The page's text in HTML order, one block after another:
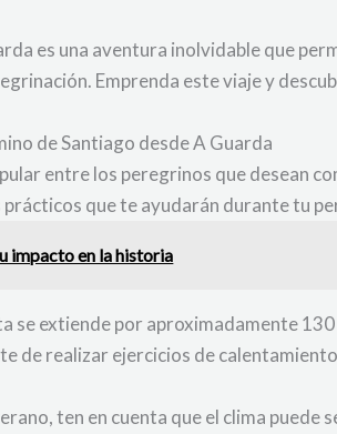
es una aventura inolvidable que
Emprenda este viaje y
de Santiago desde A Guarda
entre los peregrinos que desean
que te ayudarán durante tu
impacto en la historia
se extiende por aproximadamente
de realizar ejercicios de
ten en cuenta que el clima puede